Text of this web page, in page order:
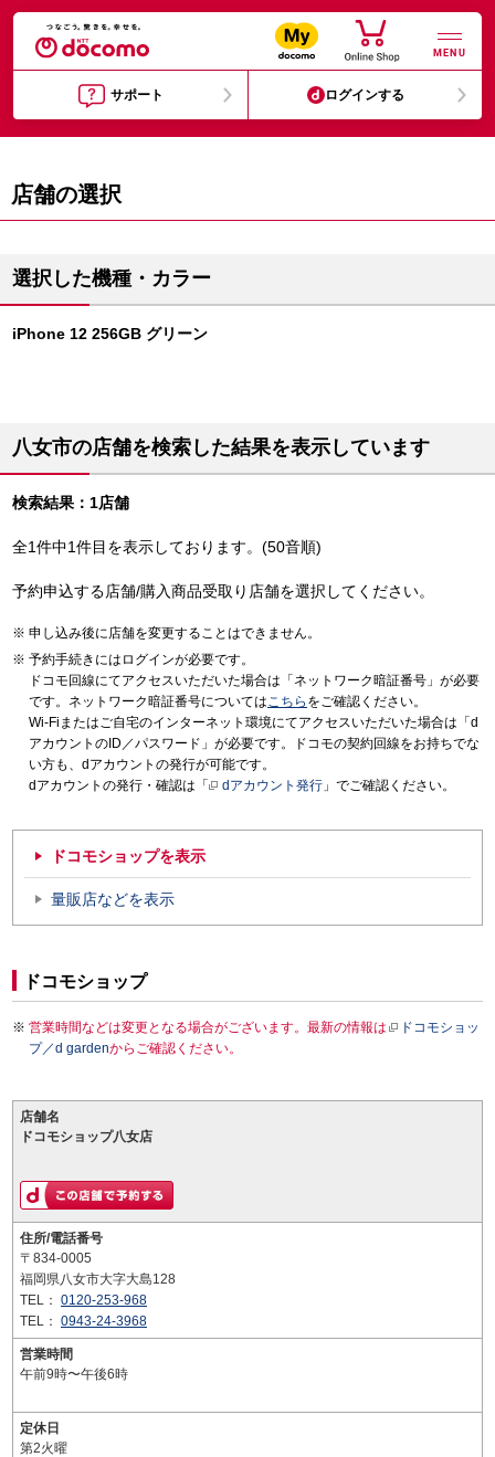
MENU
サポート ログインする
店舗の選択
選択した機種・カラー
iPhone 12 256GB グリーン
八女市の店舗を検索した結果を表示しています
検索結果：1店舗
全1件中1件目を表示しております。(50音順)
予約申込する店舗/購入商品受取り店舗を選択してください。
申し込み後に店舗を変更することはできません。
予約手続きにはログインが必要です。
ドコモ回線にてアクセスいただいた場合は「ネットワーク暗証番号」が必要
です。ネットワーク暗証番号についてはこちら をご確認ください。
Wi-Fiまたはご自宅のインターネット環境にてアクセスいただいた場合は「d
アカウントのID／パスワード」が必要です。ドコモの契約回線をお持ちでな
い方も、dアカウントの発行が可能です。
dアカウントの発行・確認は「
dアカウント発行 」でご確認ください。
ドコモショップを表示
量販店などを表示
ドコモショップ
営業時間などは変更となる場合がございます。最新の情報は
ドコモショッ
プ／d gardenからご確認ください。
店舗名
ドコモショップ八女店
住所/電話番号
〒834-0005
福岡県八女市大字大島128
TEL： 0120-253-968
TEL： 0943-24-3968
営業時間
午前9時〜午後6時
定休日
第2火曜